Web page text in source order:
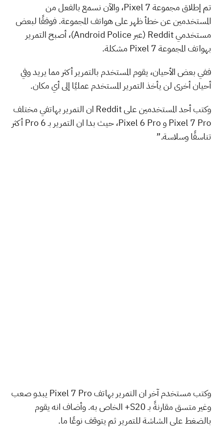
تم إطلاق مجموعة Pixel 7، والآن نسمع بالفعل من
المستخدمين عن خطأ ظهر على هواتف المجموعة. فوفقًا لبعض
مستخدمي Reddit (عبر Android Police)، أصبح التمرير
بهواتف المجموعة Pixel 7 مشكلة.
ففي بعض الأحيان، يقوم المستخدم بالتمرير أكثر مما يريد وفي
أحيان أخرى لن يأخذ التمرير المستخدم عمليًا إلى أي مكان.
وكتب أحد المستخدمين على Reddit ان التمرير بهاتفي مختلف
Pixel 7 Pro و Pixel 6 Pro، حيث بدا ان التمرير بـ Pro 6 أكثر
تناسقًا وسلاسة.”
وكتب مستخدم آخر ان التمرير بهاتف Pixel 7 Pro يبدو صعب
وغير متسق مقارنةً بـ S20+ الخاص به. وأضاف انه يقوم
بالضغط على الشاشة للتمرير ثم يتوقف نوعًا ما.